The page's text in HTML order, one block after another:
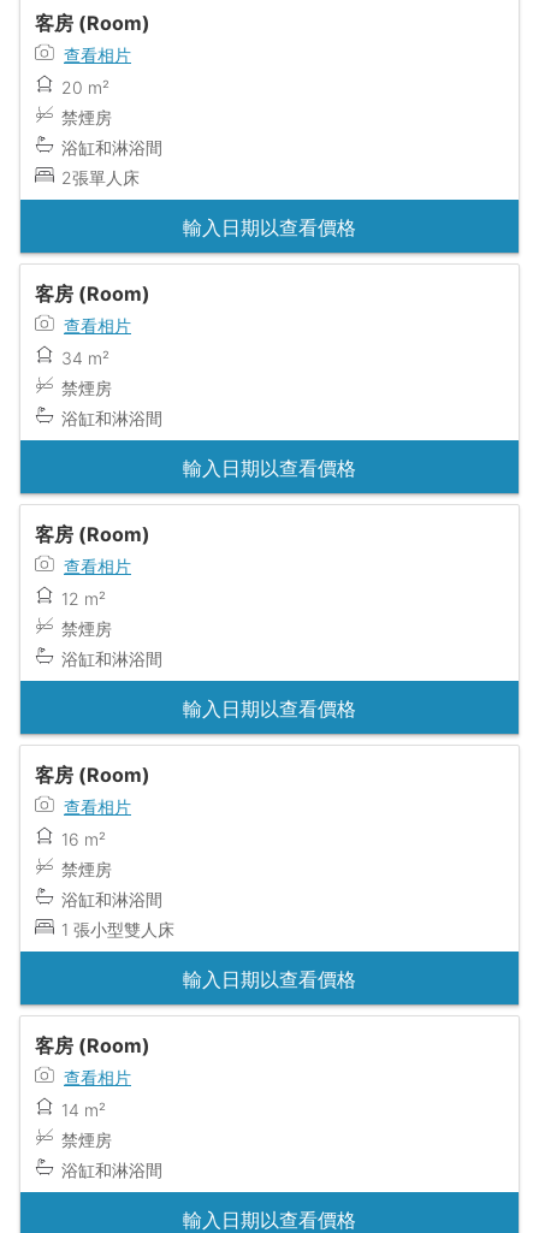
客房 (Room)
查看相片
20 m²
禁煙房
浴缸和淋浴間
2張單人床
輸入日期以查看價格
客房 (Room)
查看相片
34 m²
禁煙房
浴缸和淋浴間
輸入日期以查看價格
客房 (Room)
查看相片
12 m²
禁煙房
浴缸和淋浴間
輸入日期以查看價格
客房 (Room)
查看相片
16 m²
禁煙房
浴缸和淋浴間
1 張小型雙人床
輸入日期以查看價格
客房 (Room)
查看相片
14 m²
禁煙房
浴缸和淋浴間
輸入日期以查看價格